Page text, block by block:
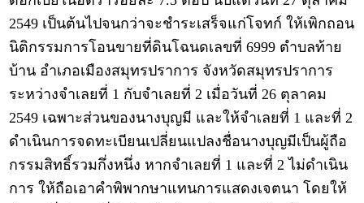
2549 เป็นต้นไปจนกว่าจะชำระเสร็จแก่โจทก์ ให้เพิกถอน
นิติกรรมการโอนขายที่ดินโฉนดเลขที่ 6999 ตำบลท้าย
บ้าน อำเภอเมืองสมุทรปราการ จังหวัดสมุทรปราการ
ระหว่างจำเลยที่ 1 กับจำเลยที่ 2 เมื่อวันที่ 26 ตุลาคม
2549 เฉพาะส่วนของนางบุญมี และให้จำเลยที่ 1 และที่ 2
ดำเนินการจดทะเบียนเปลี่ยนแปลงชื่อนางบุญมีเป็นผู้ถือ
กรรมสิทธิ์รวมกึ่งหนึ่ง หากจำเลยที่ 1 และที่ 2 ไม่ดำเนิน
การ ให้ถือเอาคำพิพากษาแทนการแสดงเจตนา โดยให้